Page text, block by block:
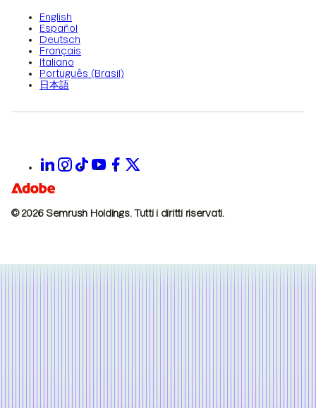
English
Español
Deutsch
Français
Italiano
Português (Brasil)
日本語
© 2026 Semrush Holdings. Tutti i diritti riservati.